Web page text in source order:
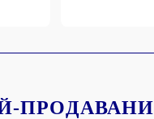
ПРОДАВАНИ